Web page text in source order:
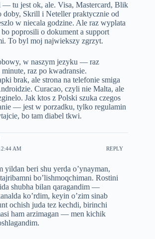
— tu jest ok, ale. Visa, Mastercard, Blik
doby, Skrill i Neteller praktycznie od
w niecala godzine. Ale raz wyplata
poprosili o dokument a support
To byl moj najwiekszy zgrzyt.
w naszym jezyku — raz
raz po kwadransie.
brak, ale strona na telefonie smiga
Curacao, czyli nie Malta, ale
Jak ktos z Polski szuka czegos
— jest w porzadku, tylko regulamin
bo tam diabel tkwi.
AM REPLY
yildan beri shu yerda o’ynayman,
bo’lishmoqchiman. Rostini
shubha bilan qaragandim —
ko’rdim, keyin o’zim sinab
ochish juda tez kechdi, birinchi
ham arzimagan — men kichik